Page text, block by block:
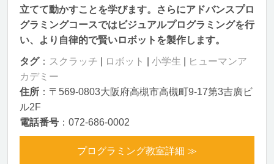
立てて動かすことを学びます。さらにアドバンスプロ
グラミングコースではビジュアルプログラミングを行
い、より自律的で賢いロボットを製作します。
タグ： スクラッチ ロボット 小学生
ヒューマンア
カデミー
住所 ：〒569-0803大阪府高槻市高槻町9-17第3吉廣ビ
ル2F
電話番号 ：072-686-0002
プログラミング教室詳細 ≫